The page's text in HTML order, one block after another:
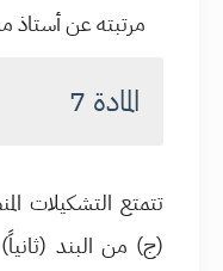
مرتبته عن أستاذ
المادة 7
تتمتع التشكيلات